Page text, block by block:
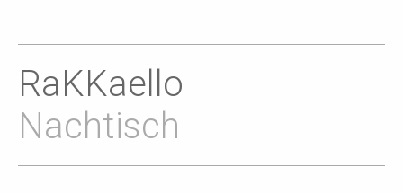
RaKKaello
Nachtisch